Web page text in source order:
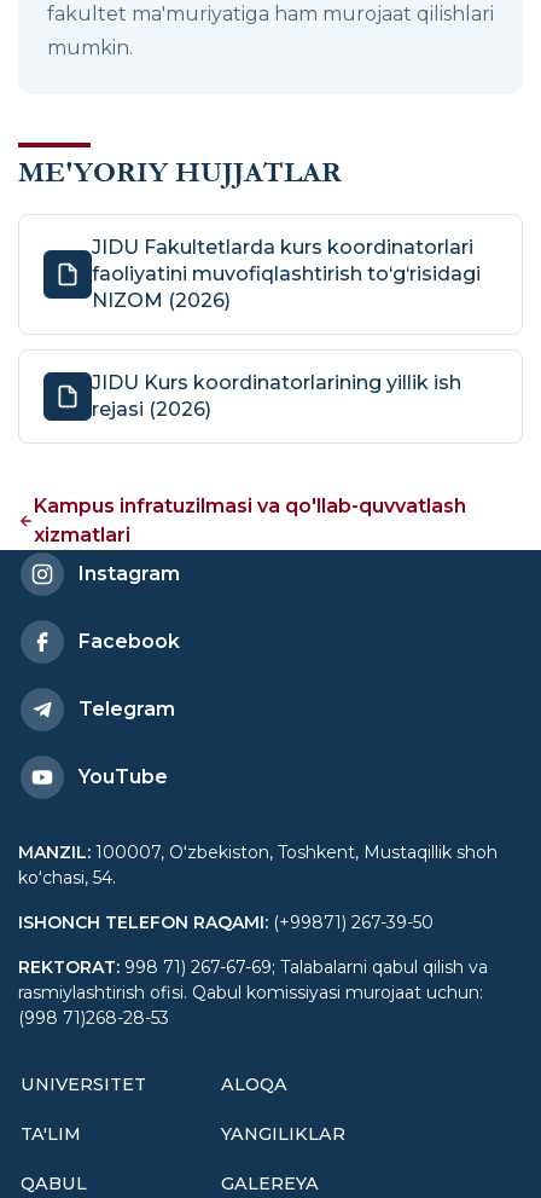
fakultet ma'muriyatiga ham murojaat qilishlari
mumkin.
ME'YORIY HUJJATLAR
JIDU Fakultetlarda kurs koordinatorlari
faoliyatini muvofiqlashtirish to‘g‘risidagi
NIZOM (2026)
JIDU Kurs koordinatorlarining yillik ish
rejasi (2026)
Kampus infratuzilmasi va qo'llab-quvvatlash
xizmatlari
Instagram
Facebook
Telegram
YouTube
MANZIL: 100007, Oʻzbekiston, Toshkent, Mustaqillik shoh
koʻchasi, 54.
ISHONCH TELEFON RAQAMI: (+99871) 267-39-50
REKTORAT: 998 71) 267-67-69; Talabalarni qabul qilish va
rasmiylashtirish ofisi. Qabul komissiyasi murojaat uchun:
(998 71)268-28-53
UNIVERSITET
TA'LIM
QABUL
ALOQA
YANGILIKLAR
GALEREYA